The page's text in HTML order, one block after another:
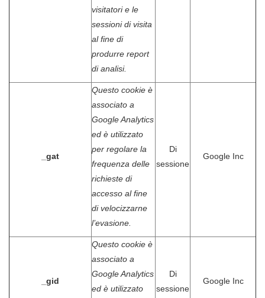
visitatori e le
sessioni di visita
al fine di
produrre report
di analisi.
_gat
Questo cookie è
associato a
Google Analytics
ed è utilizzato
per regolare la
frequenza delle
richieste di
accesso al fine
di velocizzarne
l’evasione.
Di
sessione
Google Inc
_gid
Questo cookie è
associato a
Google Analytics
ed è utilizzato
Di
sessione
Google Inc